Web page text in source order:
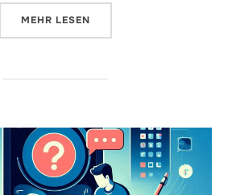
MEHR ÜBER „INTELLIGENZBOLZEN“
LESEN